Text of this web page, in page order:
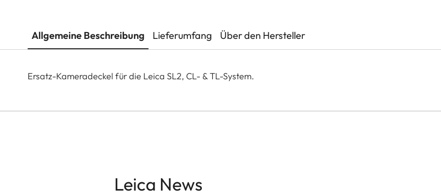
Allgemeine Beschreibung Lieferumfang Über den Hersteller
Ersatz-Kameradeckel für die Leica SL2, CL- & TL-System.
Leica News